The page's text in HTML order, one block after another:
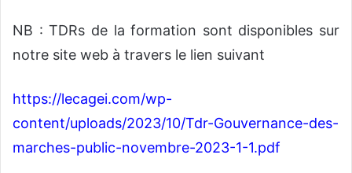
NB : TDRs de la formation sont disponibles sur
notre site web à travers le lien suivant
https://lecagei.com/wp-
content/uploads/2023/10/Tdr-Gouvernance-des-
marches-public-novembre-2023-1-1.pdf